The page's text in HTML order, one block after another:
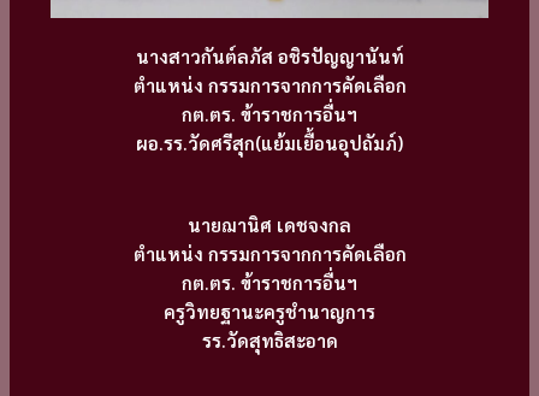
นางสาวกันต์ลภัส อชิรปัญญานันท์
ตำแหน่ง กรรมการจากการคัดเลือก
กต.ตร. ข้าราชการอื่นฯ
ผอ.รร.วัดศรีสุก(แย้มเยื้อนอุปถัมภ์)
นายฌานิศ เดชจงกล
ตำแหน่ง กรรมการจากการคัดเลือก
กต.ตร. ข้าราชการอื่นฯ
ครูวิทยฐานะครูชำนาญการ
รร.วัดสุทธิสะอาด